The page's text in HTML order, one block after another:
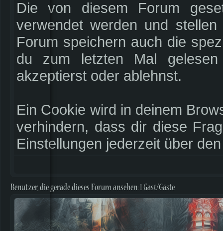
Die von diesem Forum
verwendet werden und
Forum speichern auch die
du zum letzten Mal
akzeptierst oder ablehnst.
Ein Cookie wird in deinem
verhindern, dass dir diese
Einstellungen jederzeit über
Benutzer, die gerade dieses Forum ansehen: 1 Gast/Gäste